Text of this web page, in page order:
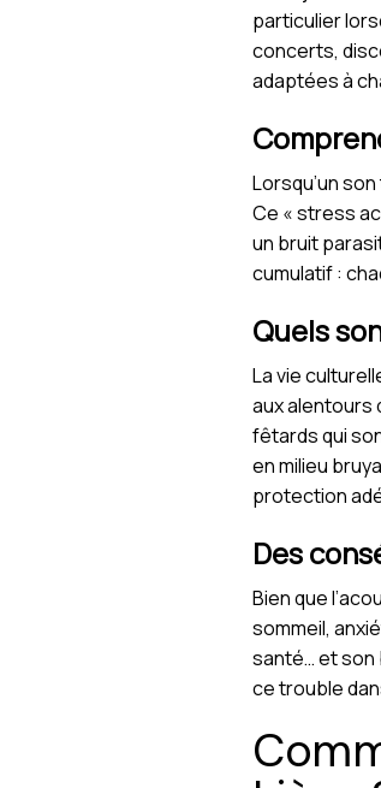
particulier
concerts,
adaptées à
Lorsqu’un
Ce « stress
un bruit
cumulatif :
Quels
La vie
aux alentours
fêtards qui
en milieu
protection
Des
Bien que
sommeil,
santé… et
ce trouble